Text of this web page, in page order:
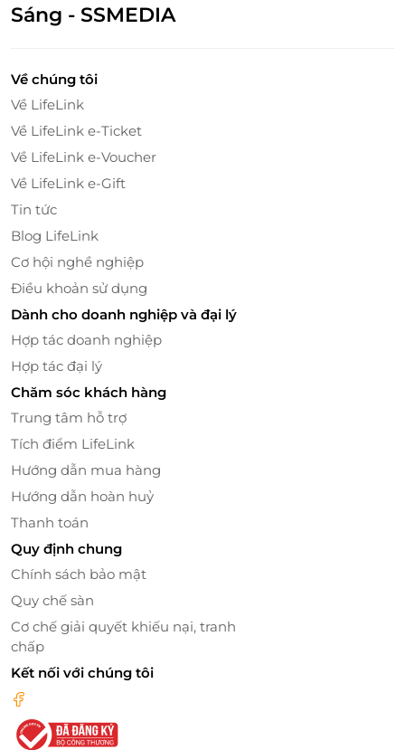
Đặc quyền dành riêng cho hành khách
Mexbus
Với Mexbus, khách hàng luôn được chăm sóc tận
tình đến từng chi tiết nhỏ:
Miễn phí 20kg hành lý, thoải mái mang theo đồ
đạc cần thiết.
Miễn phí trung chuyển trung tâm Q.1, trục
đường Mai Chí Thọ, Trung tâm Phan Thiết (bán
kính 3km tính tù Coopmart Phan Thiết), trục
đường Nguyễn Đình Chiểu, Huỳnh Thúc Kháng
và khu vực Làng chà Mũi Né, gành đá (liên hệ
phòng vé trước giờ khởi hành lên xe để xác nhận
điểm đón trả trung chuyển).
Giữ chỗ 100%: Mọi hành khách đặt vé sẽ được
CSKH trước để xác nhận thời gian khởi hành và
vị trí ghế). Vui lòng đặt vé ít nhất 02 (hai) ngày
trước ngày khởi hành.
Dịch vụ đón tận sân bay – tiện lợi, không cần di
chuyển thêm.
Đặc biệt, Mexbus còn hoàn tiền 100% nếu không
cung cấp đúng dịch vụ.
Sáng - SSMEDIA
Về chúng tôi
Về LifeLink
Về LifeLink e-Ticket
Về LifeLink e-Voucher
Về LifeLink e-Gift
Tin tức
Blog LifeLink
Cơ hội nghề nghiệp
Điều khoản sử dụng
Dành cho doanh nghiệp và đại lý
Hợp tác doanh nghiệp
Hợp tác đại lý
Chăm sóc khách hàng
Trung tâm hỗ trợ
Tích điểm LifeLink
Hướng dẫn mua hàng
Hướng dẫn hoàn huỷ
Thanh toán
Quy định chung
Chính sách bảo mật
Quy chế sàn
Cơ chế giải quyết khiếu nại, tranh
chấp
Kết nối với chúng tôi